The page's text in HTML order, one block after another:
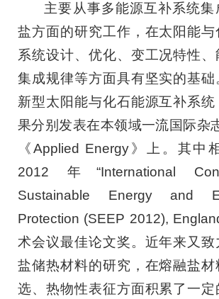
主要从事多能源互补系统集
盐方面的研究工作，在太阳能
系统设计、优化、变工况特性
集成规律等方面具有坚实的基础
新型太阳能与化石能源互补系
果分别发表在本领域一流国际杂
《Applied Energy》上。其中
2012 年“International
Sustainable Energy and
Protection (SEEP 2012),
术会议最佳论文奖。近年来又
盐储热材料的研究，在熔融盐
选、热物性表征方面积累了一